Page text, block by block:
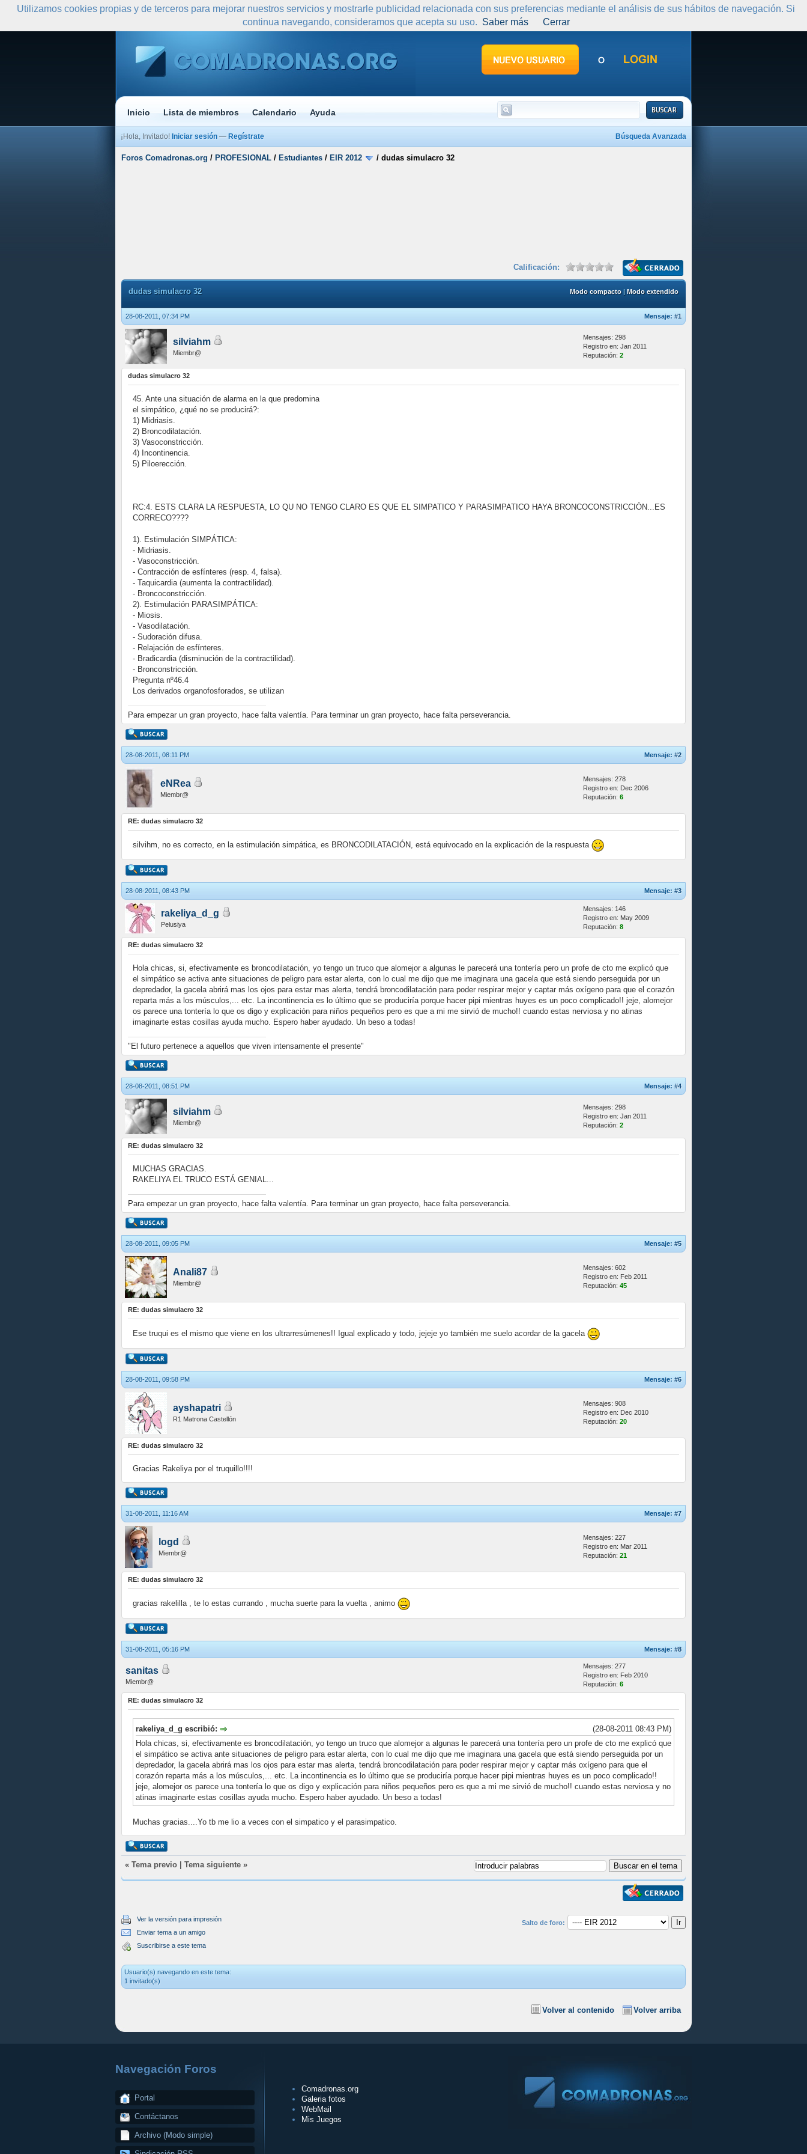
Inicio Lista de miembros Calendario Ayuda
Búsqueda Avanzada
¡Hola, Invitado! Iniciar sesión — Regístrate
Foros Comadronas.org / PROFESIONAL / Estudiantes / EIR 2012 / dudas simulacro 32
Calificación:
Modo compacto|Modo extendido
dudas simulacro 32
28-08-2011, 07:34 PM Mensaje: #1
silviahm
Miembr@
Mensajes: 298
Registro en: Jan 2011
Reputación: 2
dudas simulacro 32
45. Ante una situación de alarma en la que predomina
el simpático, ¿qué no se producirá?:
1) Midriasis.
2) Broncodilatación.
3) Vasoconstricción.
4) Incontinencia.
5) Piloerección.
RC:4. ESTS CLARA LA RESPUESTA, LO QU NO TENGO CLARO ES QUE EL SIMPATICO Y PARASIMPATICO HAYA BRONCOCONSTRICCIÓN...ES
CORRECO????
1). Estimulación SIMPÁTICA:
- Midriasis.
- Vasoconstricción.
- Contracción de esfínteres (resp. 4, falsa).
- Taquicardia (aumenta la contractilidad).
- Broncoconstricción.
2). Estimulación PARASIMPÁTICA:
- Miosis.
- Vasodilatación.
- Sudoración difusa.
- Relajación de esfínteres.
- Bradicardia (disminución de la contractilidad).
- Bronconstricción.
Pregunta nº46.4
Los derivados organofosforados, se utilizan
Para empezar un gran proyecto, hace falta valentía. Para terminar un gran proyecto, hace falta perseverancia.
28-08-2011, 08:11 PM Mensaje: #2
eNRea
Miembr@
Mensajes: 278
Registro en: Dec 2006
Reputación: 6
RE: dudas simulacro 32
silvihm, no es correcto, en la estimulación simpática, es BRONCODILATACIÓN, está equivocado en la explicación de la respuesta
28-08-2011, 08:43 PM Mensaje: #3
rakeliya_d_g
Pelusiya
Mensajes: 146
Registro en: May 2009
Reputación: 8
RE: dudas simulacro 32
Hola chicas, si, efectivamente es broncodilatación, yo tengo un truco que alomejor a algunas le parecerá una tontería pero un profe de cto me explicó que
el simpático se activa ante situaciones de peligro para estar alerta, con lo cual me dijo que me imaginara una gacela que está siendo perseguida por un
depredador, la gacela abrirá mas los ojos para estar mas alerta, tendrá broncodilatación para poder respirar mejor y captar más oxígeno para que el corazón
reparta más a los músculos,... etc. La incontinencia es lo último que se produciría porque hacer pipi mientras huyes es un poco complicado!! jeje, alomejor
os parece una tontería lo que os digo y explicación para niños pequeños pero es que a mi me sirvió de mucho!! cuando estas nerviosa y no atinas
imaginarte estas cosillas ayuda mucho. Espero haber ayudado. Un beso a todas!
"El futuro pertenece a aquellos que viven intensamente el presente"
28-08-2011, 08:51 PM Mensaje: #4
silviahm
Miembr@
Mensajes: 298
Registro en: Jan 2011
Reputación: 2
RE: dudas simulacro 32
MUCHAS GRACIAS.
RAKELIYA EL TRUCO ESTÁ GENIAL...
Para empezar un gran proyecto, hace falta valentía. Para terminar un gran proyecto, hace falta perseverancia.
28-08-2011, 09:05 PM Mensaje: #5
Anali87
Miembr@
Mensajes: 602
Registro en: Feb 2011
Reputación: 45
RE: dudas simulacro 32
Ese truqui es el mismo que viene en los ultrarresúmenes!! Igual explicado y todo, jejeje yo también me suelo acordar de la gacela
28-08-2011, 09:58 PM Mensaje: #6
ayshapatri
R1 Matrona Castellón
Mensajes: 908
Registro en: Dec 2010
Reputación: 20
RE: dudas simulacro 32
Gracias Rakeliya por el truquillo!!!!
31-08-2011, 11:16 AM Mensaje: #7
logd
Miembr@
Mensajes: 227
Registro en: Mar 2011
Reputación: 21
RE: dudas simulacro 32
gracias rakelilla , te lo estas currando , mucha suerte para la vuelta , animo
31-08-2011, 05:16 PM Mensaje: #8
sanitas
Miembr@
Mensajes: 277
Registro en: Feb 2010
Reputación: 6
RE: dudas simulacro 32
(28-08-2011 08:43 PM)
rakeliya_d_g escribió:
Hola chicas, si, efectivamente es broncodilatación, yo tengo un truco que alomejor a algunas le parecerá una tontería pero un profe de cto me explicó que
el simpático se activa ante situaciones de peligro para estar alerta, con lo cual me dijo que me imaginara una gacela que está siendo perseguida por un
depredador, la gacela abrirá mas los ojos para estar mas alerta, tendrá broncodilatación para poder respirar mejor y captar más oxígeno para que el
corazón reparta más a los músculos,... etc. La incontinencia es lo último que se produciría porque hacer pipi mientras huyes es un poco complicado!!
jeje, alomejor os parece una tontería lo que os digo y explicación para niños pequeños pero es que a mi me sirvió de mucho!! cuando estas nerviosa y no
atinas imaginarte estas cosillas ayuda mucho. Espero haber ayudado. Un beso a todas!
Muchas gracias....Yo tb me lio a veces con el simpatico y el parasimpatico.
« Tema previo Tema siguiente »
Ver la versión para impresión
Enviar tema a un amigo
Suscribirse a este tema
Salto de foro:
Usuario(s) navegando en este tema:
1 invitado(s)
Volver arriba
Volver al contenido
Navegación Foros
Portal
Contáctanos
Archivo (Modo simple)
Comadronas.org
Galeria fotos
WebMail
Mis Juegos
Utilizamos cookies propias y de terceros para mejorar nuestros servicios y mostrarle publicidad relacionada con sus preferencias mediante el análisis de sus hábitos de navegación. Si
continua navegando, consideramos que acepta su uso. Saber más Cerrar